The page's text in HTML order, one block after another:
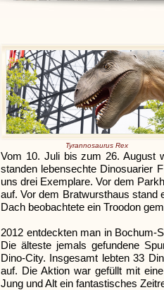
Tyrannosaurus Rex
Vom 10. Juli bis zum 26. August
standen lebensechte Dinosuarier
uns drei Exemplare. Vor dem
auf. Vor dem Bratwursthaus stand
Dach beobachtete ein Troodon
2012 entdeckten man in Bochum-
Die älteste jemals gefundene
Dino-City. Insgesamt lebten 33
auf. Die Aktion war gefüllt mit
Jung und Alt ein fantastisches